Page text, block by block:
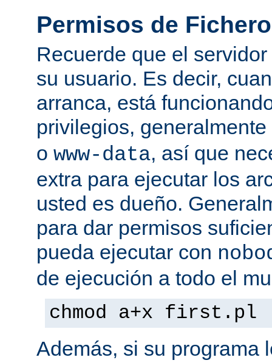
Permisos de Fichero
Recuerde que el
su usuario. Es decir,
arranca, está
privilegios,
o www-data, así que
extra para ejecutar los
usted es dueño.
para dar permisos
pueda ejecutar con
de ejecución a todo el
chmod a+x first.pl
Además, si su programa